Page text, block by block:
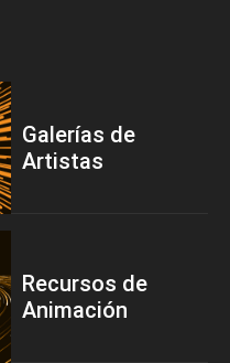
Galerías de
Artistas
Recursos de
Animación